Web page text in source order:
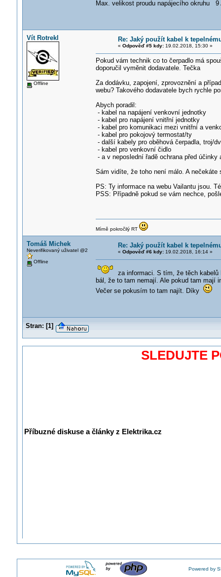
Max. velikost proudu napájecího okruhu 9
Vít Rotrekl
Offline
Re: Jaký použít kabel k
« Odpověď #5 kdy:19.02.2018, 15:30 »
Pokud vám technik co to čerpadlo má
doporučil vyměnit dodavatele. Tečka
Za dodávku, zapojení, zprovoznění a
webu? Takového dodavatele bych rychle
Abych poradil:
- kabel na napájení venkovní jednotky
- kabel pro napájení vnitřní jednotky
- kabel pro komunikaci mezi vnitřní a
- kabel pro pokojový termostat/ty
- další kabely pro oběhová čerpadla, troj/
- kabel pro venkovní čidlo
- a v neposlední řadě ochrana před účinky
Sám vidíte, že toho není málo. A
PS: Ty informace na webu Vailantu jsou.
PSS: Případně pokud se vám nechce,
Mírně pokročilý RT
Tomáš Michek
Neverifikovaný uživatel @2
Offline
Re: Jaký použít kabel k
« Odpověď #6 kdy:19.02.2018, 16:14 »
za informaci. S tím, že těch
bál, že to tam nemají. Ale pokud tam mají
Večer se pokusím to tam najít. Díky
Stran: [1]
SLEDUJTE
Příbuzné diskuse a články z Elektrika.cz
Powered by